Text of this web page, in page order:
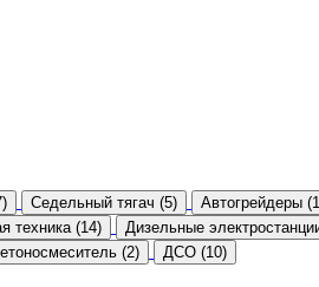
Седельный тягач (5) Автогрейдеры
техника (14) Дизельные
(2) ДСО (10)